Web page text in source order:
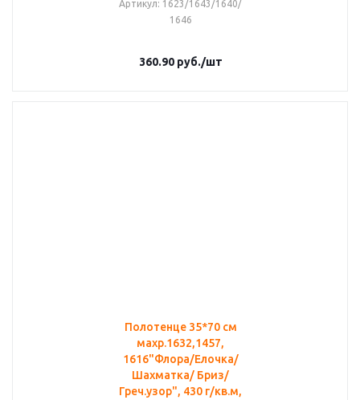
Артикул: 1623/1643/1640/
1646
360.90руб./шт
Полотенце 35*70 см
махр.1632,1457,
1616"Флора/Елочка/
Шахматка/ Бриз/
Греч.узор", 430 г/кв.м,